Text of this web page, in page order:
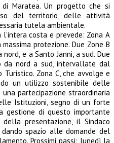
di Maratea. Un progetto che si
del territorio, delle attività
tutela ambientale.
costa e prevede: Zona A
protezione. Due Zone B
e a Santo Janni, a sud. Due
da nord a sud, intervallate dal
Zona C, che avvolge e
un utilizzo sostenibile delle
una partecipazione straordinaria
Istituzioni, segno di un forte
gestione di questo importante
presentazione, il Sindaco
spazio alle domande del
Prossimi passi: lunedì la